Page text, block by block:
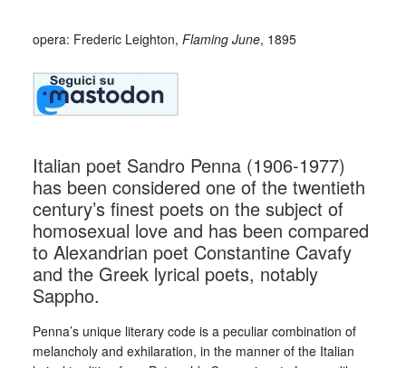
opera: Frederic Leighton, Flaming June, 1895
Italian poet Sandro Penna (1906-1977)
has been considered one of the twentieth
century’s finest poets on the subject of
homosexual love and has been compared
to Alexandrian poet Constantine Cavafy
and the Greek lyrical poets, notably
Sappho.
Penna’s unique literary code is a peculiar combination of
melancholy and exhilaration, in the manner of the Italian